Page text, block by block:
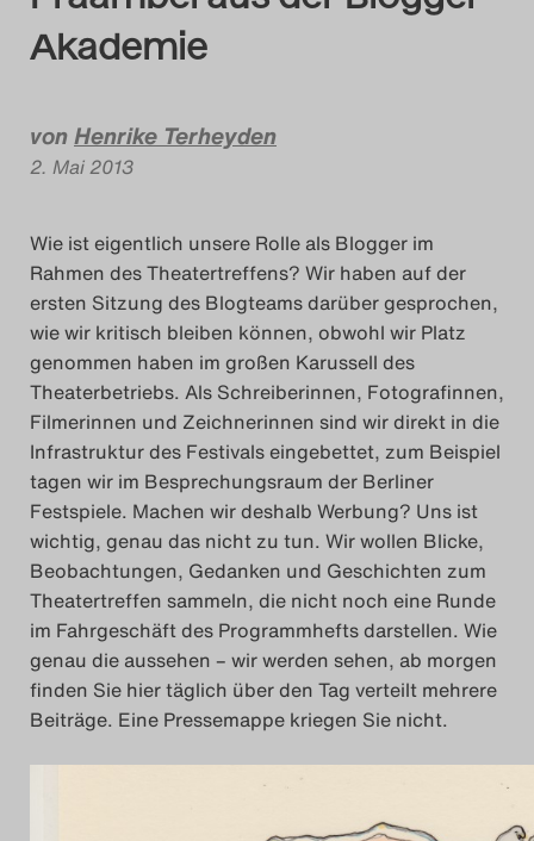
Das Theatertreffen-
Das Theatertreffen-
Das Theatertreffen-
Das Theatertreffen-
Das Theatertreffen-
Das Theatertreffen-
Das Theatertreffen-
Das Theatertreffen-
Das Theatertreffen-
Das Theatertreffen-
Impressum
Akademie
vonHenrike Terheyden
2. Mai 2013
Wie ist eigentlich unsere Rolle als Blogger im
Rahmen des Theatertreffens? Wir haben auf der
ersten Sitzung des Blogteams darüber gesprochen,
wie wir kritisch bleiben können, obwohl wir Platz
genommen haben im großen Karussell des
Theaterbetriebs. Als Schreiberinnen, Fotografinnen,
Filmerinnen und Zeichnerinnen sind wir direkt in die
Infrastruktur des Festivals eingebettet, zum Beispiel
tagen wir im Besprechungsraum der Berliner
Festspiele. Machen wir deshalb Werbung? Uns ist
wichtig, genau das nicht zu tun. Wir wollen Blicke,
Beobachtungen, Gedanken und Geschichten zum
Theatertreffen sammeln, die nicht noch eine Runde
im Fahrgeschäft des Programmhefts darstellen. Wie
genau die aussehen – wir werden sehen, ab morgen
finden Sie hier täglich über den Tag verteilt mehrere
Beiträge. Eine Pressemappe kriegen Sie nicht.